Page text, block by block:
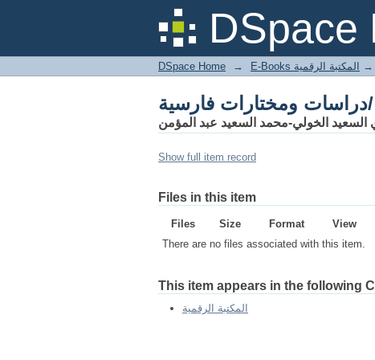
DSpace دراسات ومختارات فارسية/
DSpace Home → → المكتبة الرقمية
دراسات ومختارات فارسية/
الخولي-محمد السعيد عبد المؤمن
Show full item record
Files in this item
Files Size Format
View
There are no files associated with this item.
This item appears in the following
المكتبة الرقمية